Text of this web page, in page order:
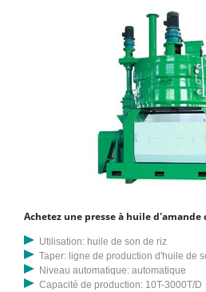
Achetez une presse à huile d'amande
Utilisation: huile de son de riz
Taper: ligne de production d'huile de
Niveau automatique: automatique
Capacité de production: 10T-3000T/D